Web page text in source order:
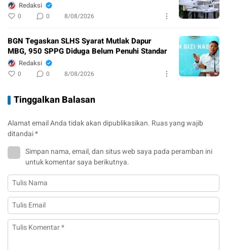
Redaksi
0 0 8/08/2026
BGN Tegaskan SLHS Syarat Mutlak Dapur
MBG, 950 SPPG Diduga Belum Penuhi Standar
Redaksi
0 0 8/08/2026
Tinggalkan Balasan
Alamat email Anda tidak akan dipublikasikan. Ruas yang wajib
ditandai*
Simpan nama, email, dan situs web saya pada peramban ini
untuk komentar saya berikutnya.